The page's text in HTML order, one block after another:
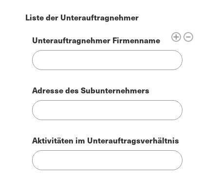
Liste der Unterauftragnehmer
Unterauftragnehmer Firmenname
Adresse des Subunternehmers
Aktivitäten im Unterauftragsverhältnis